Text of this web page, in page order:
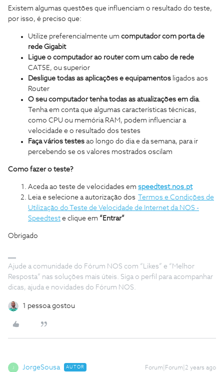
Existem algumas questões que influenciam o resultado do teste,
por isso, é preciso que:
Utilize preferencialmente um computador com porta de
rede Gigabit
Ligue o computador ao router com um cabo de rede
CAT5E, ou superior
Desligue todas as aplicações e equipamentos ligados aos
Router
O seu computador tenha todas as atualizações em dia.
Tenha em conta que algumas características técnicas,
como CPU ou memória RAM, podem influenciar a
velocidade e o resultado dos testes
Faça vários testes ao longo do dia e da semana, para ir
percebendo se os valores mostrados oscilam
Como fazer o teste?
Aceda ao teste de velocidades em speedtest.nos.pt
Leia e selecione a autorização dos
Termos e Condições de
Utilização do Teste de Velocidade de Internet da NOS -
Speedtest e clique em “Entrar”
Obrigado
Ajude a comunidade do Fórum NOS com “Likes” e “Melhor
Resposta” nas soluções mais úteis. Siga o perfil para acompanhar
dicas, ajuda e novidades do Fórum NOS.
1 pessoa gostou
J JorgeSousa AUTOR Forum|Forum|2 years ago